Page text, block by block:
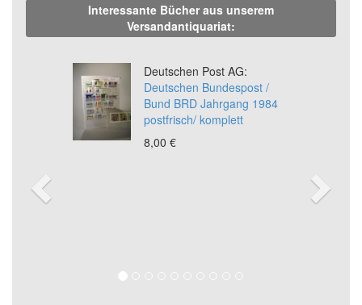
Interessante Bücher aus unserem
Versandantiquariat:
Deutschen Post AG:
Deutschen Bundespost /
Bund BRD Jahrgang 1984
postfrisch/ komplett
8,00 €
Previous